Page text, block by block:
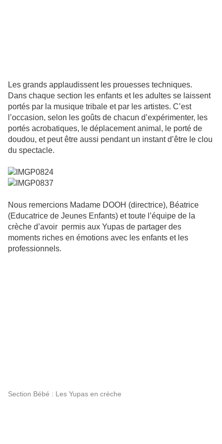
Les grands applaudissent les prouesses techniques.
Dans chaque section les enfants et les adultes se laissent
portés par la musique tribale et par les artistes. C’est
l’occasion, selon les goûts de chacun d’expérimenter, les
portés acrobatiques, le déplacement animal, le porté de
doudou, et peut être aussi pendant un instant d’être le clou
du spectacle.
Nous remercions Madame DOOH (directrice), Béatrice
(Educatrice de Jeunes Enfants) et toute l’équipe de la
crèche d’avoir permis aux Yupas de partager des
moments riches en émotions avec les enfants et les
professionnels.
Section Bébé : Les Yupas en crèche